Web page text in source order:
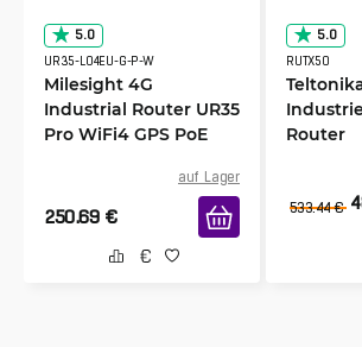
5.0
UR35-L04EU-G-P-W
Milesight 4G
Industrial Router UR35
Pro WiFi4 GPS PoE
auf Lager
250.69 €
5.0
RUTX50
Router
533.44 €